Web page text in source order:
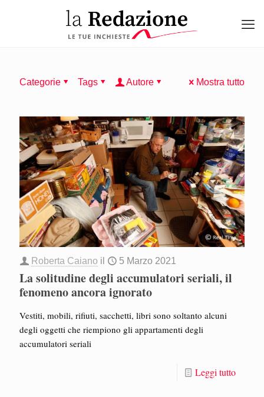
Categorie Tags Autore Mostra tutto
Roberta Caiano il 5 Marzo 2021
La solitudine degli accumulatori seriali, il
fenomeno ancora ignorato
Vestiti, mobili, rifiuti, sacchetti, libri sono soltanto alcuni
degli oggetti che riempiono gli appartamenti degli
accumulatori seriali
Leggi tutto